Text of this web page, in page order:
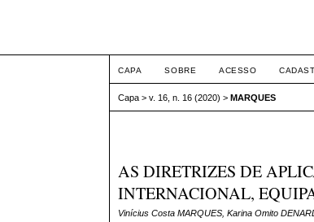
CAPA SOBRE ACESSO
Capa >v. 16, n. 16 (2020) >MARQUES
AS DIRETRIZES DE
INTERNACIONAL,
Vinícius Costa MARQUES, Karina Omito